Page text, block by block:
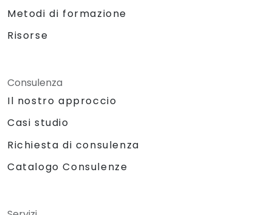
Metodi di formazione
Risorse
Consulenza
Il nostro approccio
Casi studio
Richiesta di consulenza
Catalogo Consulenze